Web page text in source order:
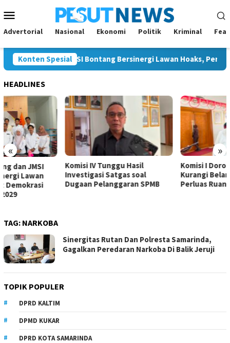
ke
kontenMobile
Advertorial Nasional Ekonomi Politik Kriminal
Konten Spesial
Bontang dan JMSI Bontang Bersinergi Lawan Hoaks, Perkuat
HEADLINES
« »
Komisi IV Tunggu Hasil
Investigasi Satgas soal
Dugaan Pelanggaran SPMB
Komisi I Dorong Pemkot
Kurangi Belanja ASN demi
Perluas Ruang Pembangunan
TAG: NARKOBA
Sinergitas Rutan Dan Polresta Samarinda,
Gagalkan Peredaran Narkoba Di Balik Jeruji
TOPIK POPULER
DPRD KALTIM
DPMD KUKAR
DPRD KOTA SAMARINDA